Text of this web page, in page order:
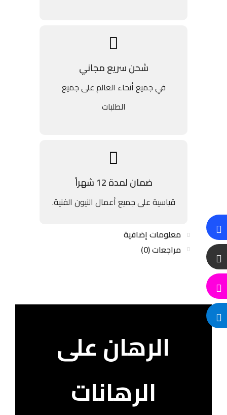
شحن سريع مجاني
في جميع أنحاء العالم على جميع
الطلبات
ضمان لمدة 12 شهراً
قياسية على جميع أعمال النيون الفنية.
معلومات إضافية
مراجعات (0)
الرهان على
الرهانات